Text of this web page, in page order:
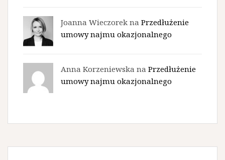
Joanna Wieczorek na Przedłużenie
umowy najmu okazjonalnego
Anna Korzeniewska na Przedłużenie
umowy najmu okazjonalnego